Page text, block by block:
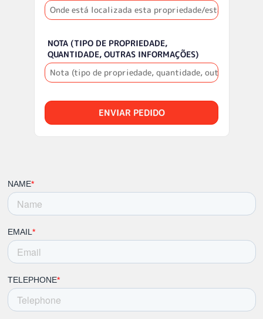
NOTA (TIPO DE PROPRIEDADE,
QUANTIDADE, OUTRAS INFORMAÇÕES)